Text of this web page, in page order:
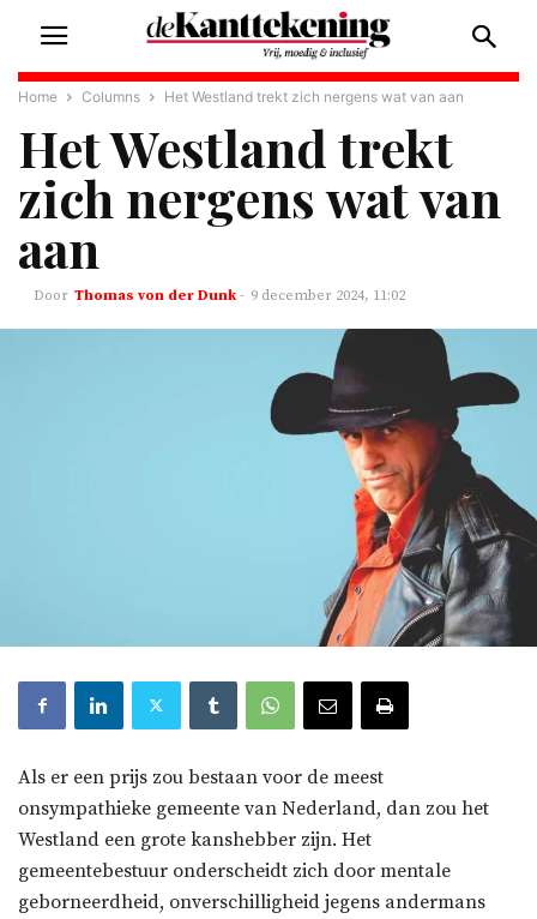
Home Columns Het Westland trekt zich nergens wat van aan
Het Westland trekt
zich nergens wat van
aan
Thomas von der Dunk - 9 december 2024, 11:02
Als er een prijs zou bestaan voor de meest
onsympathieke gemeente van Nederland, dan zou het
Westland een grote kanshebber zijn. Het
gemeentebestuur onderscheidt zich door mentale
geborneerdheid, onverschilligheid jegens andermans